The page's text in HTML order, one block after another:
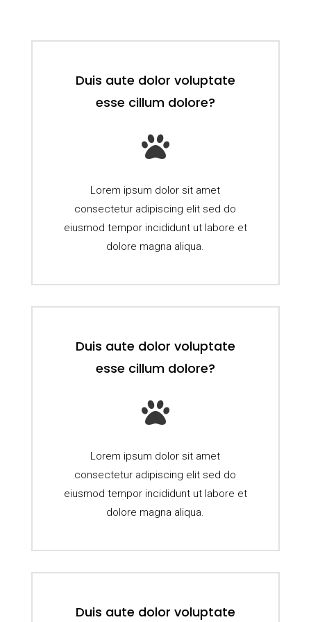
Duis aute dolor voluptate
esse cillum dolore?

Lorem ipsum dolor sit amet
consectetur adipiscing elit sed do
eiusmod tempor incididunt ut labore et
dolore magna aliqua.
Duis aute dolor voluptate
esse cillum dolore?

Lorem ipsum dolor sit amet
consectetur adipiscing elit sed do
eiusmod tempor incididunt ut labore et
dolore magna aliqua.
Duis aute dolor voluptate